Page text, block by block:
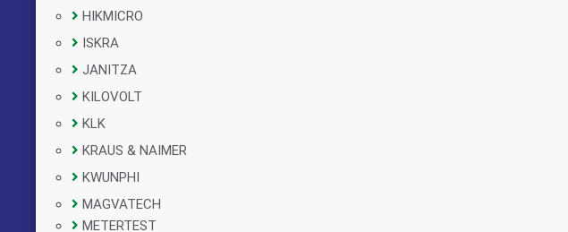
HIKMICRO
ISKRA
JANITZA
KILOVOLT
KLK
KRAUS & NAIMER
KWUNPHI
MAGVATECH
METERTEST